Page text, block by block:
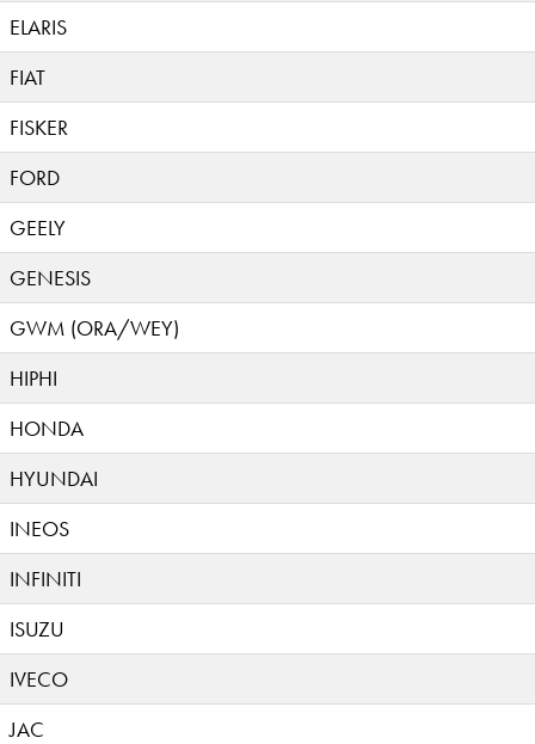
ELARIS
FIAT
FISKER
FORD
GEELY
GENESIS
GWM (ORA/WEY)
HIPHI
HONDA
HYUNDAI
INEOS
INFINITI
ISUZU
IVECO
JAC